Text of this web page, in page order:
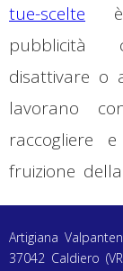
tue-scelte è
pubblicità
disattivare o
lavorano
raccogliere
fruizione
Artigiana
37042 Caldiero